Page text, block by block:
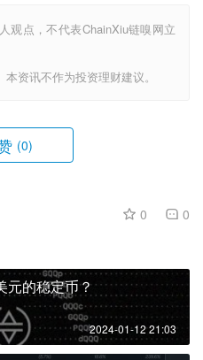
观点，不代表ChainXiu链嗅网立
资讯不作为投资理财建议。
(0)
0 0
元的稳定币？
2024-01-12 21:03